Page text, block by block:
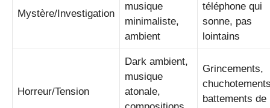
Mystère/Investigation
musique
minimaliste,
ambient
téléphone qui
sonne, pas
lointains
Horreur/Tension
Dark ambient,
musique
atonale,
Grincements,
battements de